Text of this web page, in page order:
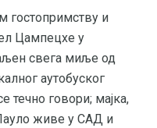
гостопримству и
Цампецхе у
свега миље од
аутобуског
течно говори; мајка,
живе у САД и